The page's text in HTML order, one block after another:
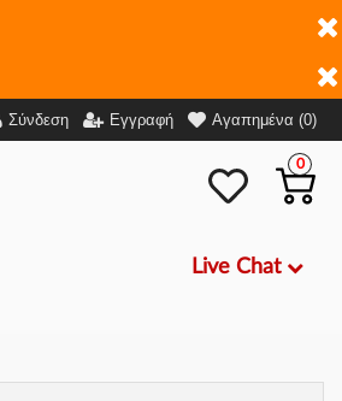
Σύνδεση Εγγραφή Αγαπημένα (0)
0
Live Chat